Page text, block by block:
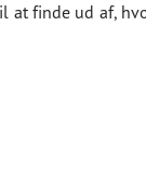
at finde ud af,